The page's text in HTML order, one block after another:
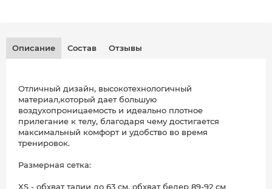
Описание Состав Отзывы
Отличный дизайн, высокотехнологичный
материал,который дает большую
воздухопроницаемость и идеально плотное
прилегание к телу, благодаря чему достигается
максимальный комфорт и удобство во время
тренировок.
Размерная сетка:
XS - обхват талии до 63 см, обхват бедер 89-92 см